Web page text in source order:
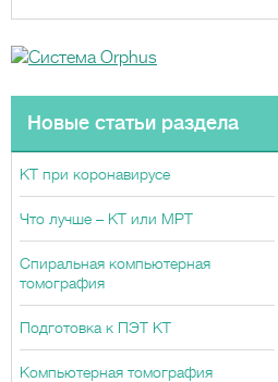
Новые статьи раздела
КТ при коронавирусе
Что лучше – КТ или МРТ
Спиральная компьютерная
томография
Подготовка к ПЭТ КТ
Компьютерная томография